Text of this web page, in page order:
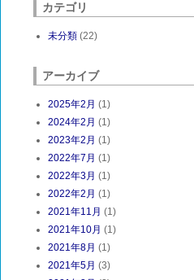
カテゴリ
未分類 (22)
アーカイブ
2025年2月 (1)
2024年2月 (1)
2023年2月 (1)
2022年7月 (1)
2022年3月 (1)
2022年2月 (1)
2021年11月 (1)
2021年10月 (1)
2021年8月 (1)
2021年5月 (3)